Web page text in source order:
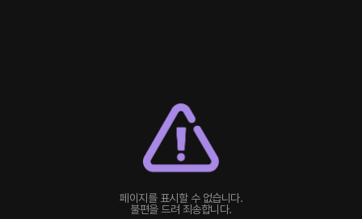
페이지를 표시할 수 없습니다.
불편을 드려 죄송합니다.